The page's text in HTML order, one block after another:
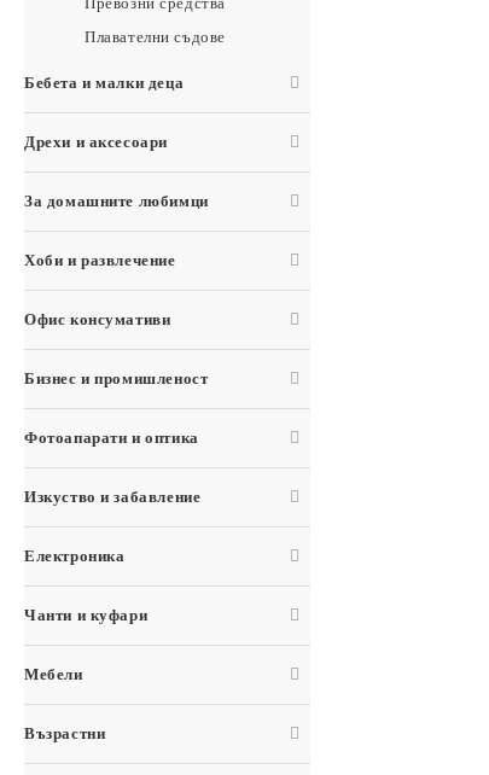
Плавателни съдове
Бебета и малки деца
Дрехи и аксесоари
За домашните любимци
Хоби и развлечение
Офис консумативи
Бизнес и промишленост
Фотоапарати и оптика
Изкуство и забавление
Електроника
Чанти и куфари
Мебели
Възрастни